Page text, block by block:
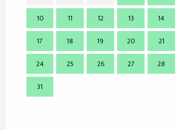
10
11 12 13 14
17
18 19 20 21
24
25 26 27 28
31